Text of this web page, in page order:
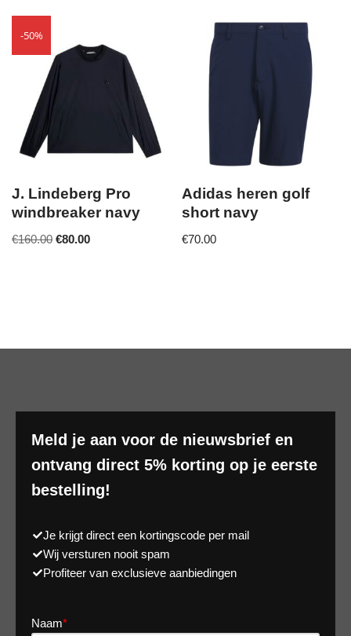
-50%
J. Lindeberg Pro
windbreaker navy
€160.00 €80.00
Adidas heren golf
short navy
€70.00
Meld je aan voor de nieuwsbrief en
ontvang direct 5% korting op je eerste
bestelling!
Je krijgt direct een kortingscode per mail
Wij versturen nooit spam
Profiteer van exclusieve aanbiedingen
Naam*